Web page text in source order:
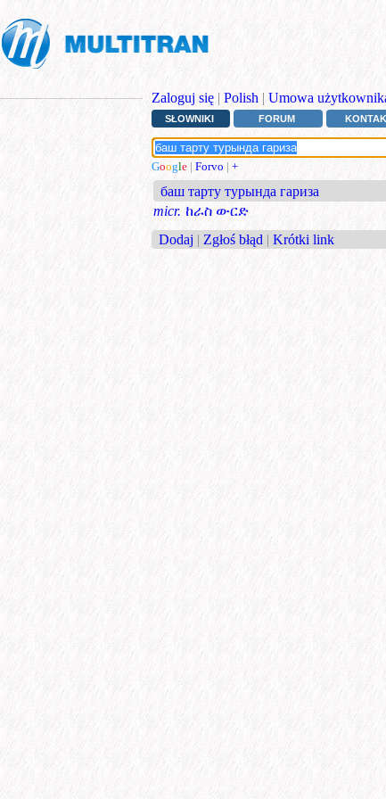
Zaloguj się | Polish | Umowa
SŁOWNIKI FORUM
Google | Forvo | +
баш тарту турында гариза
micr. ከራስ ውርድ
Dodaj | Zgłoś błąd | Krótki link